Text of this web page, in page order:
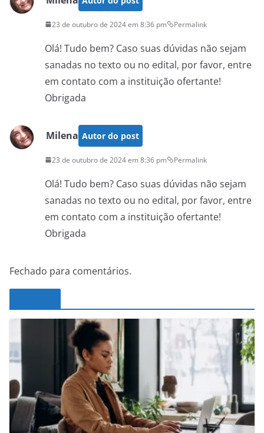
23 de outubro de 2024 em 8:36 pm Permalink
Olá! Tudo bem? Caso suas dúvidas não sejam
sanadas no texto ou no edital, por favor, entre
em contato com a instituição ofertante!
Obrigada
Milena Autor do post
23 de outubro de 2024 em 8:36 pm Permalink
Olá! Tudo bem? Caso suas dúvidas não sejam
sanadas no texto ou no edital, por favor, entre
em contato com a instituição ofertante!
Obrigada
Fechado para comentários.